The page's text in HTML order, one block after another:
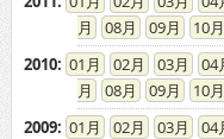
08
09 10
2010: 01 02 03 04
08
09 10
2009: 01 02 03 04